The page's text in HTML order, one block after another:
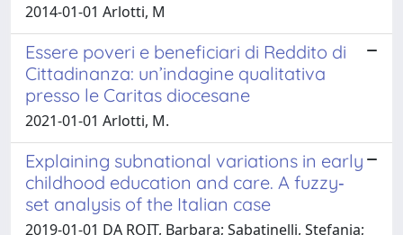
2014-01-01 Arlotti, M
Essere poveri e beneficiari di Reddito di
Cittadinanza: un’indagine qualitativa
presso le Caritas diocesane
2021-01-01 Arlotti, M.
Explaining subnational variations in early
childhood education and care. A fuzzy‐
set analysis of the Italian case
2019-01-01 DA ROIT, Barbara; Sabatinelli, Stefania;